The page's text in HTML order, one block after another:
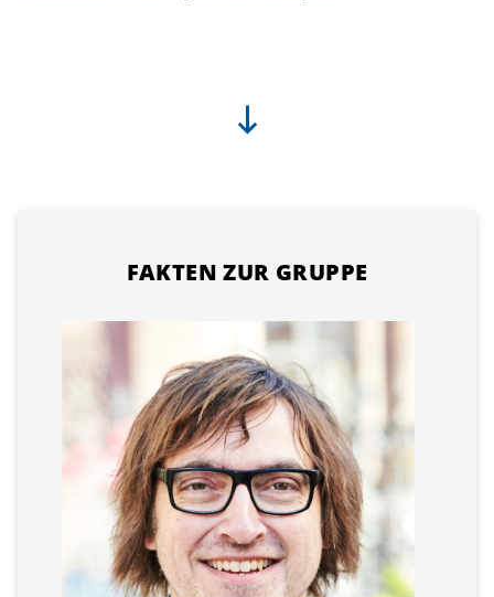
FAKTEN ZUR GRUPPE